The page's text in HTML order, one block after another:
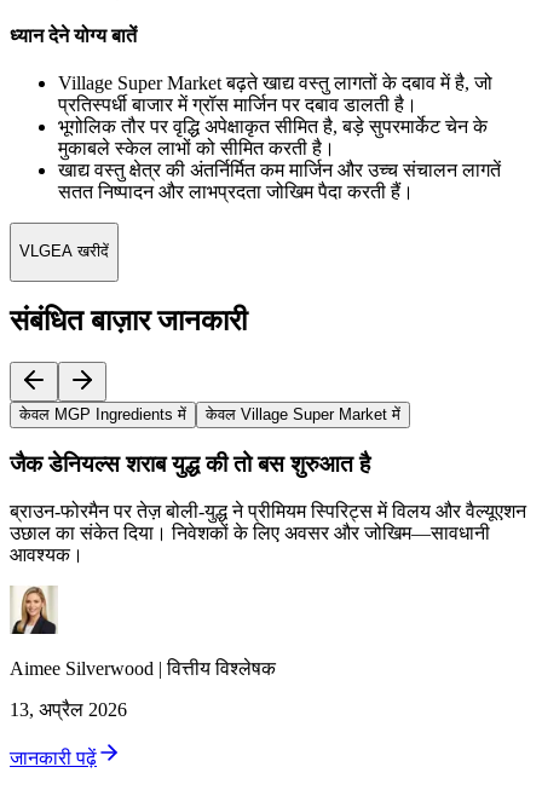
ध्यान देने योग्य बातें
Village Super Market बढ़ते खाद्य वस्तु लागतों के दबाव में है, जो
प्रतिस्पर्धी बाजार में ग्रॉस मार्जिन पर दबाव डालती है।
भूगोलिक तौर पर वृद्धि अपेक्षाकृत सीमित है, बड़े सुपरमार्केट चेन के
मुकाबले स्केल लाभों को सीमित करती है।
खाद्य वस्तु क्षेत्र की अंतर्निर्मित कम मार्जिन और उच्च संचालन लागतें
सतत निष्पादन और लाभप्रदता जोखिम पैदा करती हैं।
VLGEA खरीदें
संबंधित बाज़ार जानकारी
केवल MGP Ingredients में केवल Village Super Market में
जैक डेनियल्स शराब युद्ध की तो बस शुरुआत है
ब्राउन‑फोरमैन पर तेज़ बोली‑युद्ध ने प्रीमियम स्पिरिट्स में विलय और वैल्यूएशन
उछाल का संकेत दिया। निवेशकों के लिए अवसर और जोखिम—सावधानी
आवश्यक।
Aimee Silverwood |वित्तीय विश्लेषक
13, अप्रैल 2026
जानकारी पढ़ें